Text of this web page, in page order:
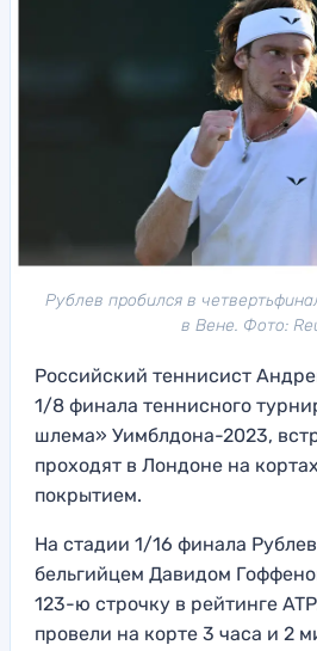
Рублев пробился в
в Вене. Фото:
Российский теннисист
1/8 финала теннисного
шлема» Уимблдона-2023,
проходят в Лондоне на
покрытием.
На стадии 1/16 финала
бельгийцем Давидом
123-ю строчку в рейтинге
провели на корте 3 часа и 2